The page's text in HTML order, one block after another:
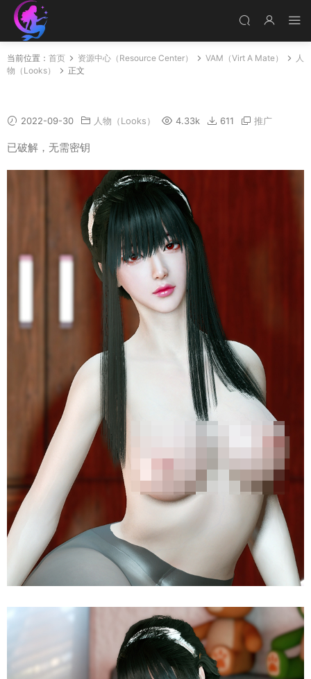
当前位置： 首页 资源中心（Resource Center） VAM（Virt A Mate）
人
物（Looks）
正文
2022-09-30 人物（Looks） 4.33k 611 推广
已破解，无需密钥